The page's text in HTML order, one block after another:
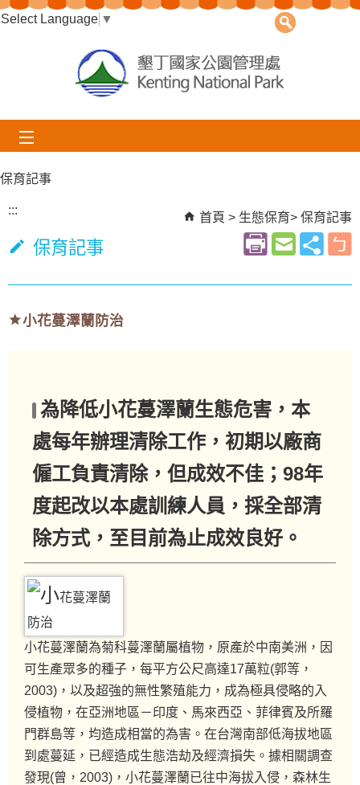
跳到主要內容區塊
Select Language ▼
保育記事
:::
首頁 生態保育 保育記事
保育記事
小花蔓澤蘭防治
為降低小花蔓澤蘭生態危害，本
處每年辦理清除工作，初期以廠商
僱工負責清除，但成效不佳；98年
度起改以本處訓練人員，採全部清
除方式，至目前為止成效良好。
小花蔓澤蘭為菊科蔓澤蘭屬植物，原產於中南美洲，因
可生產眾多的種子，每平方公尺高達17萬粒(郭等，
2003)，以及超強的無性繁殖能力，成為極具侵略的入
侵植物，在亞洲地區－印度、馬來西亞、菲律賓及所羅
門群島等，均造成相當的為害。在台灣南部低海拔地區
到處蔓延，已經造成生態浩劫及經濟損失。據相關調查
發現(曾，2003)，小花蔓澤蘭已往中海拔入侵，森林生